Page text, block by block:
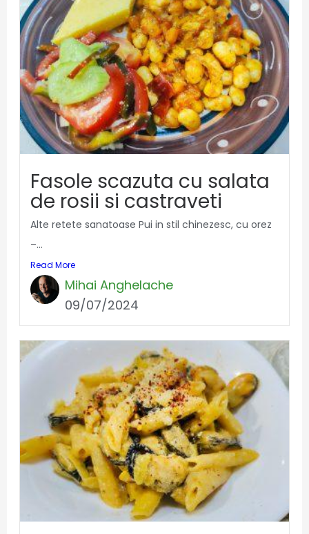
Fasole scazuta cu salata
de rosii si castraveti
Alte retete sanatoase Pui in stil chinezesc, cu orez
–...
Read More
Mihai Anghelache
09/07/2024